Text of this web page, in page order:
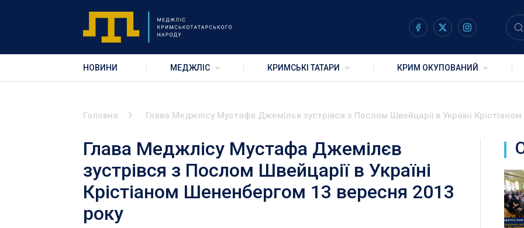
НОВИНИ МЕДЖЛІС КРИМСЬКІ ТАТАРИ КРИМ ОКУПОВАНИЙ
Головна Глава Меджлісу Мустафа Джемілєв зустрівся з Послом Швейцарії в Україні
Глава Меджлісу Мустафа Джемілєв
зустрівся з Послом Швейцарії в Україні
Крістіаном Шененбергом 13 вересня 2013
року